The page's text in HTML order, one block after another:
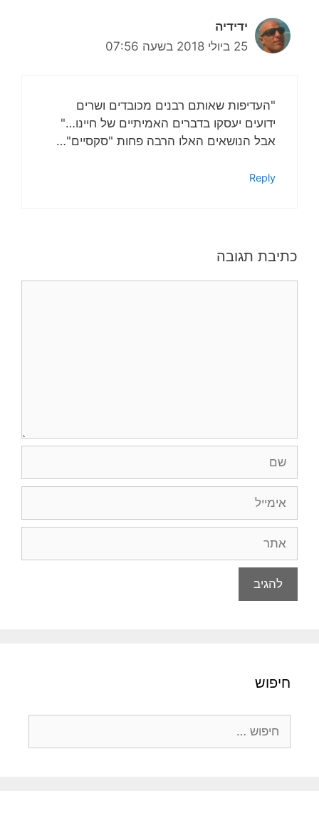
ידידיה
25 ביולי 2018 בשעה 07:56
"העדיפות שאותם רבנים מכובדים ושרים
ידועים יעסקו בדברים האמיתיים של חיינו…"
אבל הנושאים האלו הרבה פחות "סקסיים"…
Reply
כתיבת תגובה
חיפוש